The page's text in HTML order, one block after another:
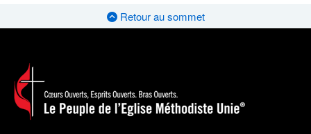
Retour au sommet